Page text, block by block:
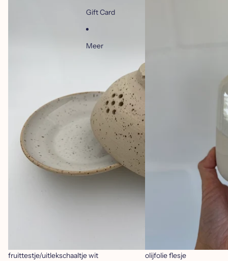
Gift Card
Meer
fruittestje/uitlekschaaltje wit
Uitverkocht
olijfolie flesje